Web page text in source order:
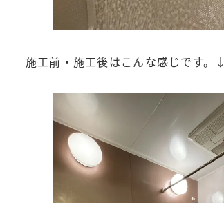
施工前・施工後はこんな感じです。↓